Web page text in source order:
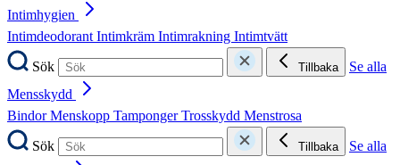
Intimhygien
IntimdeodorantIntimkräm Intimrakning Intimtvätt
Sök
Tillbaka
Se alla
Mensskydd
BindorMenskopp TampongerTrosskydd Menstrosa
Sök
Tillbaka
Se alla